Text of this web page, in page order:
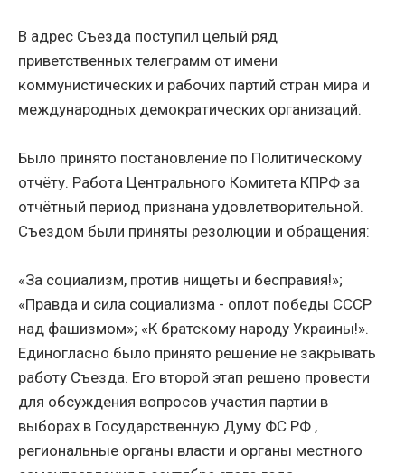
В адрес Съезда поступил целый ряд
приветственных телеграмм от имени
коммунистических и рабочих партий стран мира и
международных демократических организаций.
Было принято постановление по Политическому
отчёту. Работа Центрального Комитета КПРФ за
отчётный период признана удовлетворительной.
Съездом были приняты резолюции и обращения:
«За социализм, против нищеты и бесправия!»;
«Правда и сила социализма - оплот победы СССР
над фашизмом»; «К братскому народу Украины!».
Единогласно было принято решение не закрывать
работу Съезда. Его второй этап решено провести
для обсуждения вопросов участия партии в
выборах в Государственную Думу ФС РФ ,
региональные органы власти и органы местного